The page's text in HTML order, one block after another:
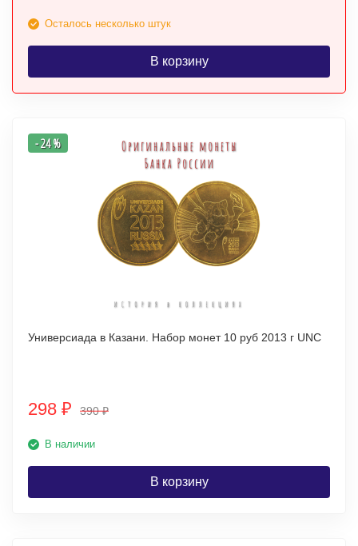
Осталось несколько штук
В корзину
- 24 %
Универсиада в Казани. Набор монет 10 руб 2013 г UNC
298 ₽ 390₽
В наличии
В корзину